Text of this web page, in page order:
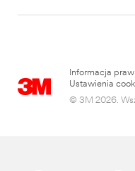
Informacja
Ustawienia
© 3M 2026.